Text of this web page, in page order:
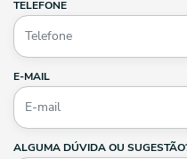
TELEFONE
E-MAIL
ALGUMA DÚVIDA OU